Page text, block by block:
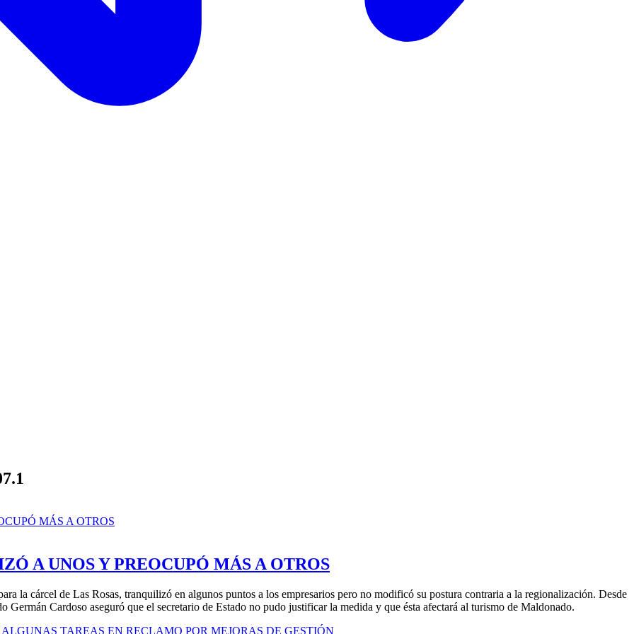
A UNOS Y PREOCUPÓ MÁS A OTROS
la cárcel de Las Rosas, tranquilizó en algunos puntos a los empresarios pero no modificó su postura contraria a la regionalización. Desde
Cardoso aseguró que el secretario de Estado no pudo justificar la medida y que ésta afectará al turismo de Maldonado.